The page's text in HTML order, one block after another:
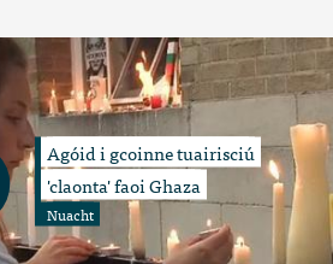
Agóid i gcoinne tuairisciú
'claonta' faoi Ghaza
Nuacht